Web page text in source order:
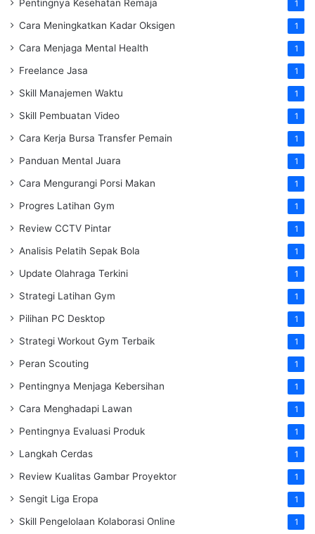
Pentingnya Kesehatan Remaja 1
Cara Meningkatkan Kadar Oksigen 1
Cara Menjaga Mental Health 1
Freelance Jasa 1
Skill Manajemen Waktu 1
Skill Pembuatan Video 1
Cara Kerja Bursa Transfer Pemain 1
Panduan Mental Juara 1
Cara Mengurangi Porsi Makan 1
Progres Latihan Gym 1
Review CCTV Pintar 1
Analisis Pelatih Sepak Bola 1
Update Olahraga Terkini 1
Strategi Latihan Gym 1
Pilihan PC Desktop 1
Strategi Workout Gym Terbaik 1
Peran Scouting 1
Pentingnya Menjaga Kebersihan 1
Cara Menghadapi Lawan 1
Pentingnya Evaluasi Produk 1
Langkah Cerdas 1
Review Kualitas Gambar Proyektor 1
Sengit Liga Eropa 1
Skill Pengelolaan Kolaborasi Online 1